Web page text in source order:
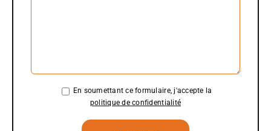
En soumettant ce formulaire, j'accepte la
politique de confidentialité